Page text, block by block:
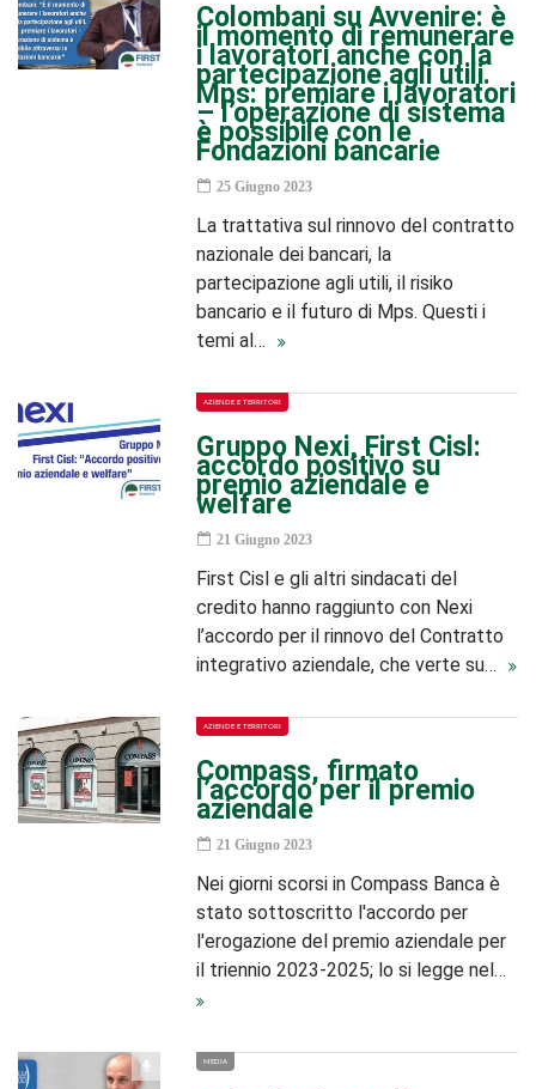
Colombani su Avvenire: è
il momento di remunerare
i lavoratori anche con la
partecipazione agli utili.
Mps: premiare i lavoratori
– l’operazione di sistema
è possibile con le
Fondazioni bancarie
25 Giugno 2023
La trattativa sul rinnovo del contratto
nazionale dei bancari, la
partecipazione agli utili, il risiko
bancario e il futuro di Mps. Questi i
temi al…
AZIENDE E TERRITORI
Gruppo Nexi, First Cisl:
accordo positivo su
premio aziendale e
welfare
21 Giugno 2023
First Cisl e gli altri sindacati del
credito hanno raggiunto con Nexi
l’accordo per il rinnovo del Contratto
integrativo aziendale, che verte su…
AZIENDE E TERRITORI
Compass, firmato
l’accordo per il premio
aziendale
21 Giugno 2023
Nei giorni scorsi in Compass Banca è
stato sottoscritto l'accordo per
l'erogazione del premio aziendale per
il triennio 2023-2025; lo si legge nel…
MEDIA